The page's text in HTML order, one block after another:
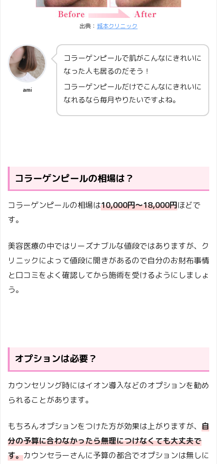
出典： 城本クリニック
ami
コラーゲンピールで肌がこんなにきれいに
なった人も居るのだそう！
コラーゲンピールだけでこんなにきれいに
なれるなら毎月やりたいですよね。
コラーゲンピールの相場は？
コラーゲンピールの相場は10,000円〜18,000円ほどで
す。
美容医療の中ではリーズナブルな値段ではありますが、ク
リニックによって値段に開きがあるので自分のお財布事情
と口コミをよく確認してから施術を受けるようにしましょ
う。
オプションは必要？
カウンセリング時にはイオン導入などのオプションを勧め
られることがあります。
もちろんオプションをつけた方が効果は上がりますが、 自
分の予算に合わなかったら無理につけなくても大丈夫で
す。カウンセラーさんに予算の都合でオプションは無しに